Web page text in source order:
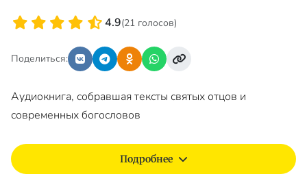
4.9(21 голосов)
Поделиться:
Аудиокнига, собравшая тексты святых отцов и
современных богословов
Подробнее